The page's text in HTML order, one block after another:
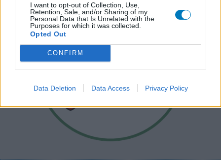
I want to opt-out of Collection, Use,
Retention, Sale, and/or Sharing of my
Personal Data that Is Unrelated with the
Purposes for which it was collected.
Opted Out
CONFIRM
Data Deletion Data Access Privacy Policy